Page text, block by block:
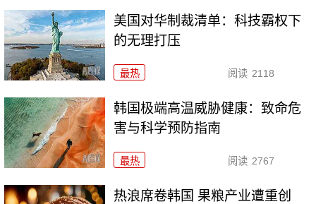
美国对华制裁清单：科技霸权下
的无理打压
最热 阅读 2118
韩国极端高温威胁健康：致命危
害与科学预防指南
最热 阅读 2767
热浪席卷韩国 果粮产业遭重创